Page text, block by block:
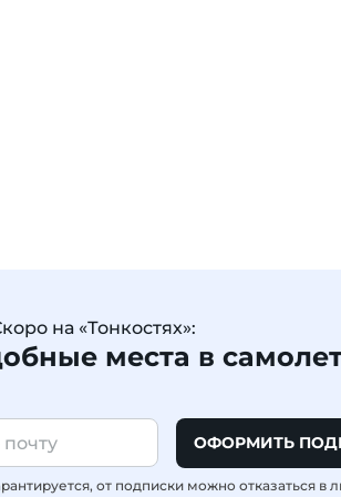
на «Тонкостях»:
места в
ОФОРМИТЬ
от подписки можно отказаться в